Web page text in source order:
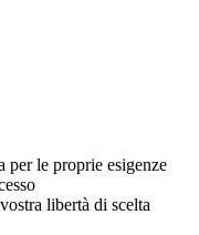
per le proprie esigenze
libertà di scelta